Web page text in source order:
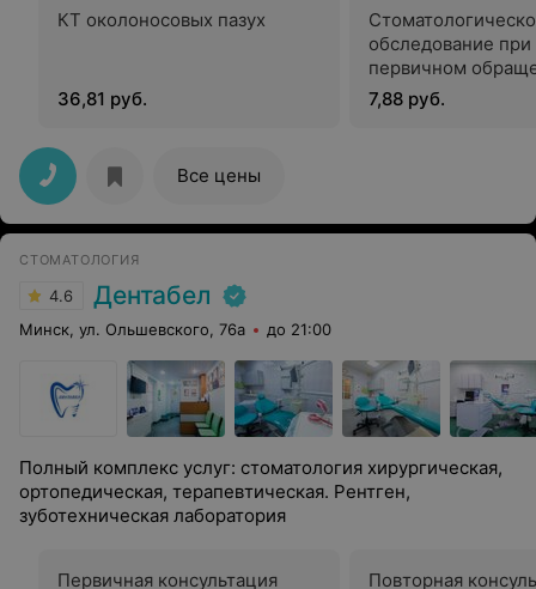
КТ околоносовых пазух
36,81 руб.
обследование при
первичном
7,88 руб.
Все цены
СТОМАТОЛОГИЯ
4.6 Дентабел
Минск, ул. Ольшевского, 76а до 21:00
Полный комплекс услуг: стоматология хирургическая,
ортопедическая, терапевтическая. Рентген,
зуботехническая лаборатория
Первичная консультация
Повторная